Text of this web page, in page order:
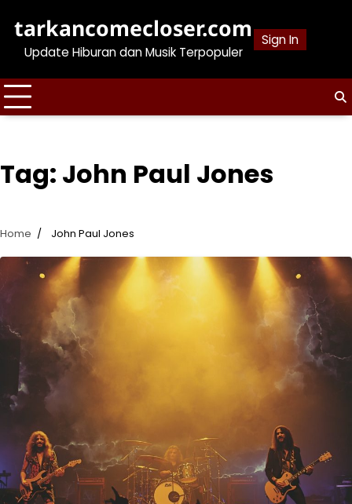
content
tarkancomecloser.com
Update Hiburan dan Musik Terpopuler
Sign In
Tag: John Paul Jones
Home John Paul Jones